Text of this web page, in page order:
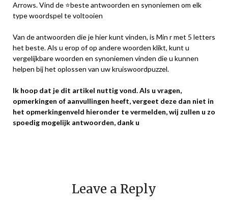
Arrows. Vind de ⭐beste antwoorden en synoniemen om elk
type woordspel te voltooien
Van de antwoorden die je hier kunt vinden, is Min r met 5 letters
het beste. Als u erop of op andere woorden klikt, kunt u
vergelijkbare woorden en synoniemen vinden die u kunnen
helpen bij het oplossen van uw kruiswoordpuzzel.
Ik hoop dat je dit artikel nuttig vond. Als u vragen,
opmerkingen of aanvullingen heeft, vergeet deze dan niet in
het opmerkingenveld hieronder te vermelden, wij zullen u zo
spoedig mogelijk antwoorden, dank u
Leave a Reply